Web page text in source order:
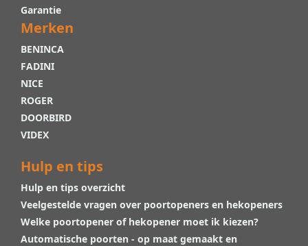
Garantie
Merken
BENINCA
FADINI
NICE
ROGER
DOORBIRD
VIDEX
Hulp en tips
Hulp en tips overzicht
Veelgestelde vragen over poortopeners en hekopeners
Welke poortopener of hekopener moet ik kiezen?
Automatische poorten - op maat gemaakt en